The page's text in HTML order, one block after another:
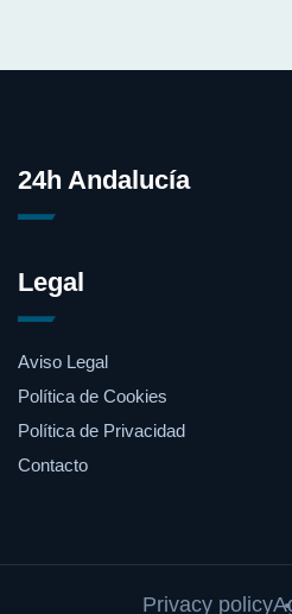
24h Andalucía
Legal
Aviso Legal
Política de Cookies
Política de Privacidad
Contacto
Privacy policy